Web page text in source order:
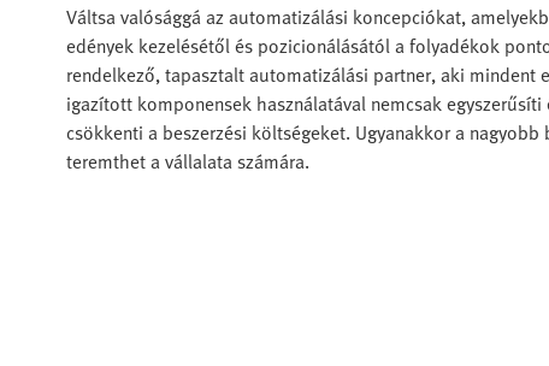
Váltsa valósággá az automatizálási koncepciókat,
edények kezelésétől és pozicionálásától a folyadékok
rendelkező, tapasztalt automatizálási partner, aki
igazított komponensek használatával nemcsak
csökkenti a beszerzési költségeket. Ugyanakkor a
teremthet a vállalata számára.